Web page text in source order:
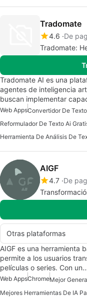
Tradomate
4.6 De
Tradomate:
Tradomate AI es una
agentes de inteligencia
buscan implementar
Web Apps
Reformulador De Texto Ai
Herramienta De Análisis De
AIGF
4.7 De
Otras plataformas
AIGF es una herramienta
permite a los usuarios
películas o series. Con
Web AppsChromeMejor